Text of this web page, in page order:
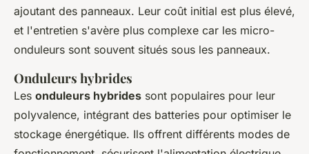
ajoutant des panneaux. Leur coût initial est plus élevé,
et l'entretien s'avère plus complexe car les micro-
onduleurs sont souvent situés sous les panneaux.
Onduleurs hybrides
Les onduleurs hybrides sont populaires pour leur
polyvalence, intégrant des batteries pour optimiser le
stockage énergétique. Ils offrent différents modes de